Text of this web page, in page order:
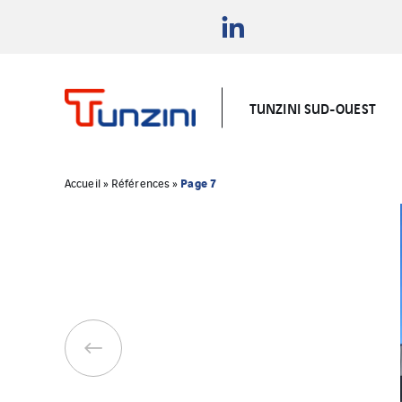
TUNZINI SUD-OUEST
Accueil» Références» Page 7